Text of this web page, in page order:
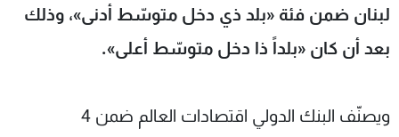
لبنان ضمن فئة «بلد ذي دخل متوسّط أدنى»، وذلك
بعد أن كان «بلداً ذا دخل متوسّط أعلى».
ويصنّف البنك الدولي اقتصادات العالم ضمن 4